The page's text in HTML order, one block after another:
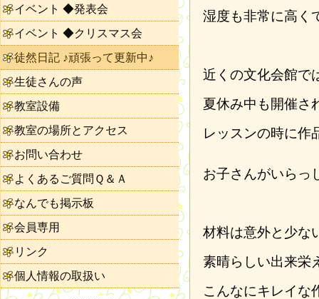
湿度も非常に高く
近くの文化会館で
夏休み中も開催さ
レッスンの時に作
お子さんがいらっ
材料は意外と少な
素晴らしい出来栄
こんなにキレイな
イベント ◆発表会
イベント ◆クリスマス会
徒然日記 ♪頑張って更新中♪
生徒さんの声
教室設備
教室の場所とアクセス
お問い合わせ
よくあるご質問Ｑ＆Ａ
なんでも掲示板
会員専用
リンク
個人情報の取扱い